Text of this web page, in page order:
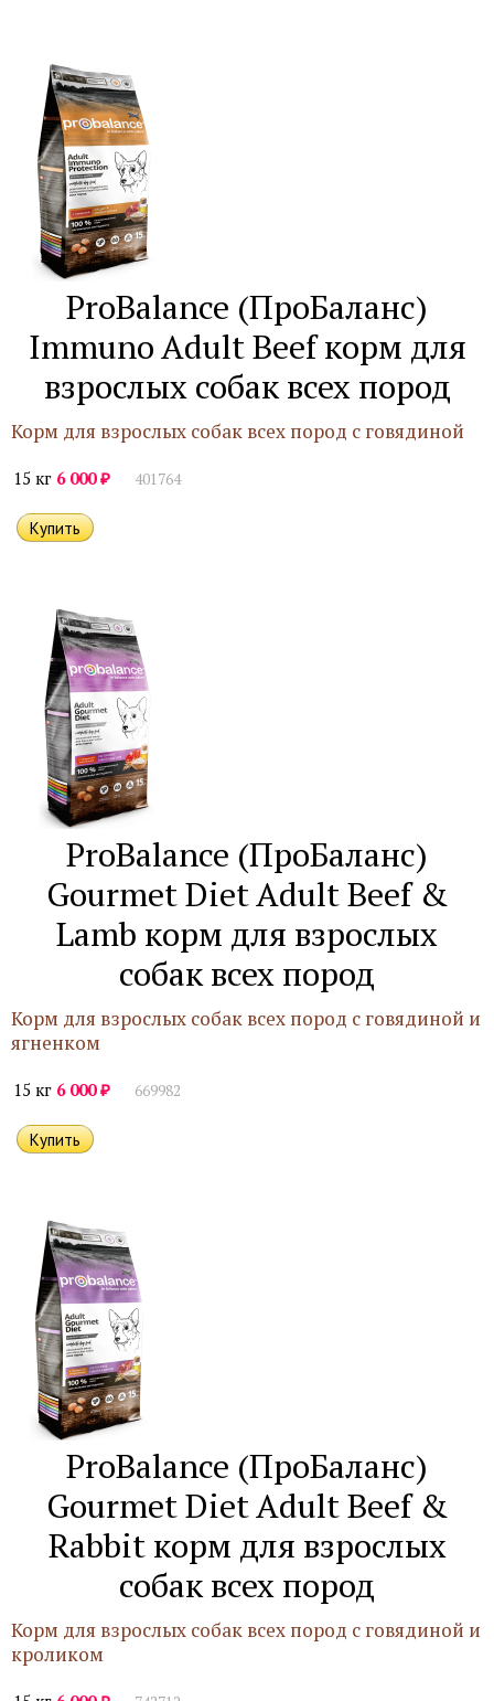
ProBalance (ПроБаланс)
Immuno Adult Beef корм для
взрослых собак всех пород
Корм для взрослых собак всех пород с говядиной
15 кг 6 000₽ 401764
ProBalance (ПроБаланс)
Gourmet Diet Adult Beef &
Lamb корм для взрослых
собак всех пород
Корм для взрослых собак всех пород с говядиной и
ягненком
15 кг 6 000₽ 669982
ProBalance (ПроБаланс)
Gourmet Diet Adult Beef &
Rabbit корм для взрослых
собак всех пород
Корм для взрослых собак всех пород с говядиной и
кроликом